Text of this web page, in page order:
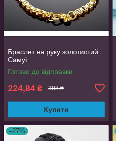
Браслет на руку золотистий
Самуї
Готово до відправки
224,84 ₴ 308 ₴
Купити
–27%